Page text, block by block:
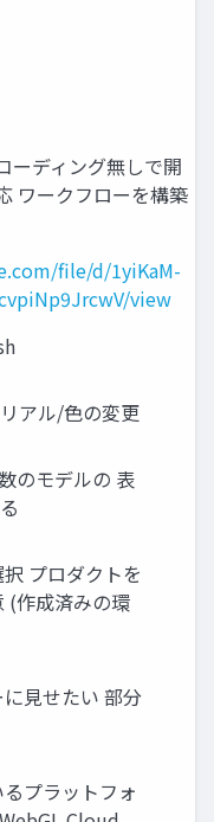
ーディング無しで開
ワークフローを構築
file/d/1yiKaM-
view
アル/色の変更
のモデルの 表
プロダクトを
(作成済みの環
見せたい 部分
プラットフォ